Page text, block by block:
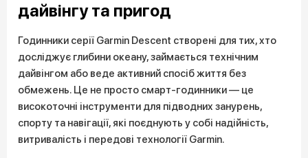
дайвінгу та пригод
Годинники серії Garmin Descent створені для тих, хто
досліджує глибини океану, займається технічним
дайвінгом або веде активний спосіб життя без
обмежень. Це не просто смарт-годинники — це
високоточні інструменти для підводних занурень,
спорту та навігації, які поєднують у собі надійність,
витривалість і передові технології Garmin.